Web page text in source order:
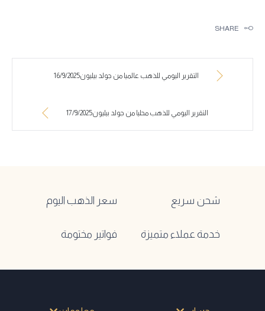
SHARE
التقرير اليومي للذهب عالميا من جولد بيليون16/9/2025
التقرير اليومي للذهب محليا من جولد بيليون17/9/2025
شحن سريع سعر الذهب اليوم
خدمة عملاء متميزة فواتير مختومة